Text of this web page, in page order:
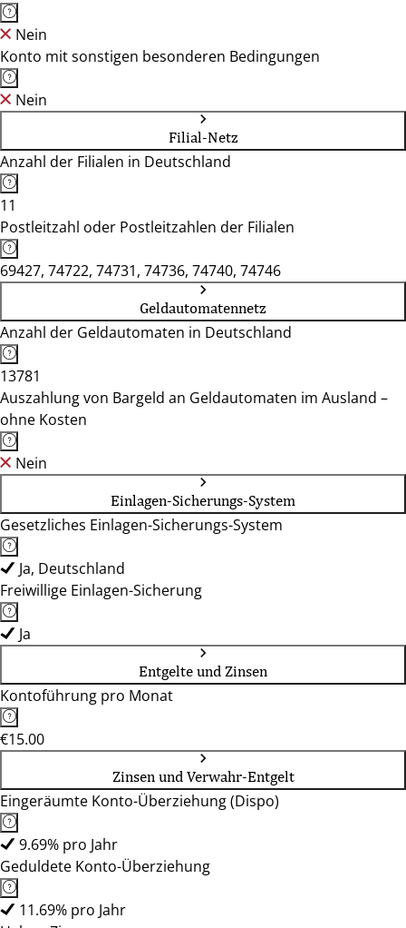
Nein
Konto mit sonstigen besonderen Bedingungen
Nein
Filial-Netz
Anzahl der Filialen in Deutschland
11
Postleitzahl oder Postleitzahlen der Filialen
69427, 74722, 74731, 74736, 74740, 74746
Geldautomatennetz
Anzahl der Geldautomaten in Deutschland
13781
Auszahlung von Bargeld an Geldautomaten im Ausland –
ohne Kosten
Nein
Einlagen-Sicherungs-System
Gesetzliches Einlagen-Sicherungs-System
Ja, Deutschland
Freiwillige Einlagen-Sicherung
Ja
Entgelte und Zinsen
Kontoführung pro Monat
€15.00
Zinsen und Verwahr-Entgelt
Eingeräumte Konto-Überziehung (Dispo)
9.69% pro Jahr
Geduldete Konto-Überziehung
11.69% pro Jahr